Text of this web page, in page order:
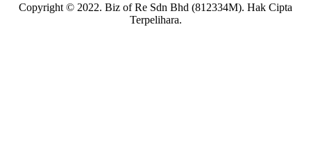
Copyright © 2022. Biz of Re Sdn Bhd (812334M). Hak Cipta
Terpelihara.